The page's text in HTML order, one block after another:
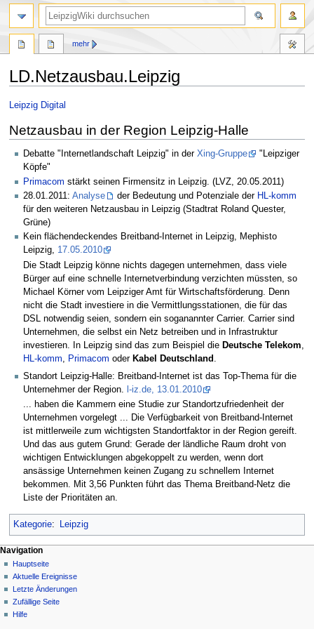
LD.Netzausbau.Leipzig
Zur
springen
Zur
springen
Leipzig Digital
Netzausbau in der Region Leipzig-Halle
Debatte "Internetlandschaft Leipzig" in der Xing-Gruppe
"Leipziger
Köpfe"
Primacom stärkt seinen Firmensitz in Leipzig. (LVZ, 20.05.2011)
28.01.2011: Analyse der Bedeutung und Potenziale der HL-komm
für den weiteren Netzausbau in Leipzig (Stadtrat Roland Quester,
Grüne)
Kein flächendeckendes Breitband-Internet in Leipzig, Mephisto
Leipzig, 17.05.2010
Die Stadt Leipzig könne nichts dagegen unternehmen, dass viele
Bürger auf eine schnelle Internetverbindung verzichten müssten, so
Michael Körner vom Leipziger Amt für Wirtschaftsförderung. Denn
nicht die Stadt investiere in die Vermittlungsstationen, die für das
DSL notwendig seien, sondern ein soganannter Carrier. Carrier sind
Unternehmen, die selbst ein Netz betreiben und in Infrastruktur
investieren. In Leipzig sind das zum Beispiel die Deutsche Telekom
HL-komm
Primacom oder Kabel Deutschland
Standort Leipzig-Halle: Breitband-Internet ist das Top-Thema für die
Unternehmer der Region. l-iz.de, 13.01.2010
... haben die Kammern eine Studie zur Standortzufriedenheit der
Unternehmen vorgelegt ... Die Verfügbarkeit von Breitband-Internet
ist mittlerweile zum wichtigsten Standortfaktor in der Region gereift.
Und das aus gutem Grund: Gerade der ländliche Raum droht von
wichtigen Entwicklungen abgekoppelt zu werden, wenn dort
ansässige Unternehmen keinen Zugang zu schnellem Internet
bekommen. Mit 3,56 Punkten führt das Thema Breitband-Netz die
Liste der Prioritäten an.
Kategorie: Leipzig
mehr
Navigation
Hauptseite
Aktuelle Ereignisse
Letzte Änderungen
Zufällige Seite
Hilfe